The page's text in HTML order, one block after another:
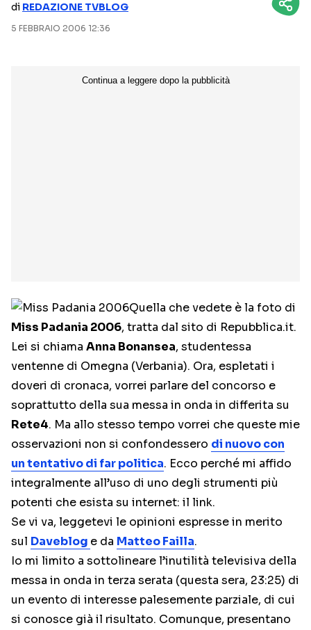
AMAZON PRIME VIDEO
DISNEY+
di REDAZIONE TVBLOG
5 FEBBRAIO 2006 12:36
Quella che vedete è la foto di
Miss Padania 2006, tratta dal sito di Repubblica.it.
Lei si chiama Anna Bonansea, studentessa
ventenne di Omegna (Verbania). Ora, espletati i
doveri di cronaca, vorrei parlare del concorso e
soprattutto della sua messa in onda in differita su
Rete4. Ma allo stesso tempo vorrei che queste mie
osservazioni non si confondessero di nuovo con
un tentativo di far politica. Ecco perché mi affido
integralmente all’uso di uno degli strumenti più
potenti che esista su internet: il link.
Se vi va, leggetevi le opinioni espresse in merito
sul Daveblog e da Matteo Failla.
Io mi limito a sottolineare l’inutilità televisiva della
messa in onda in terza serata (questa sera, 23:25) di
un evento di interesse palesemente parziale, di cui
si conosce già il risultato. Comunque, presentano